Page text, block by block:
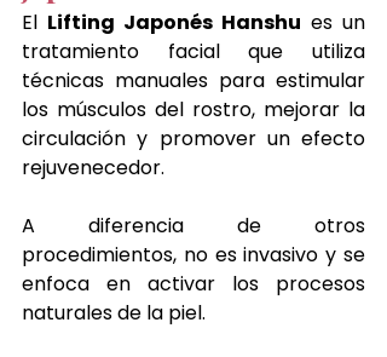
El Lifting Japonés Hanshu es un
tratamiento facial que utiliza
técnicas manuales para estimular
los músculos del rostro, mejorar la
circulación y promover un efecto
rejuvenecedor.
A diferencia de otros
procedimientos, no es invasivo y se
enfoca en activar los procesos
naturales de la piel.